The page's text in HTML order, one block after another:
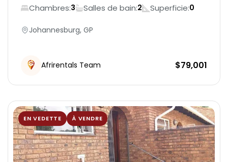
Laundry Room
Fire Extingusher
Patio
Parking
Chambres:3 Salles de bain:2 Superficie:0
Johannesburg, GP
Afrirentals Team $79,001
EN VEDETTE À VENDRE